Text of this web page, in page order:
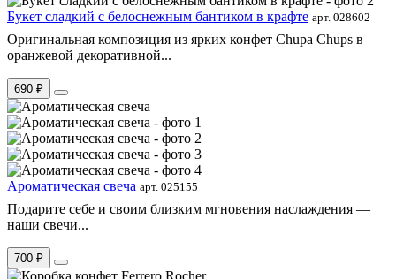
Букет сладкий с белоснежным бантиком в крафте арт. 028602
Оригинальная композиция из ярких конфет Chupa Chups в
оранжевой декоративной...
690 ₽
Ароматическая свеча арт. 025155
Подарите себе и своим близким мгновения наслаждения —
наши свечи...
700 ₽